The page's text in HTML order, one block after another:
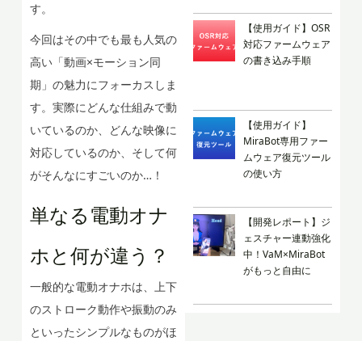
す。
今回はその中でも最も人気の
高い「動画×モーション同
期」の魅力にフォーカスしま
す。実際にどんな仕組みで動
いているのか、どんな映像に
対応しているのか、そして何
がそんなにすごいのか…！
単なる電動オナ
ホと何が違う？
一般的な電動オナホは、上下
のストローク動作や振動のみ
といったシンプルなものがほ
【使用ガイド】OSR
対応ファームウェア
の書き込み手順
【使用ガイド】
MiraBot専用ファー
ムウェア復元ツール
の使い方
【開発レポート】ジ
ェスチャー連動強化
中！VaM×MiraBot
がもっと自由に